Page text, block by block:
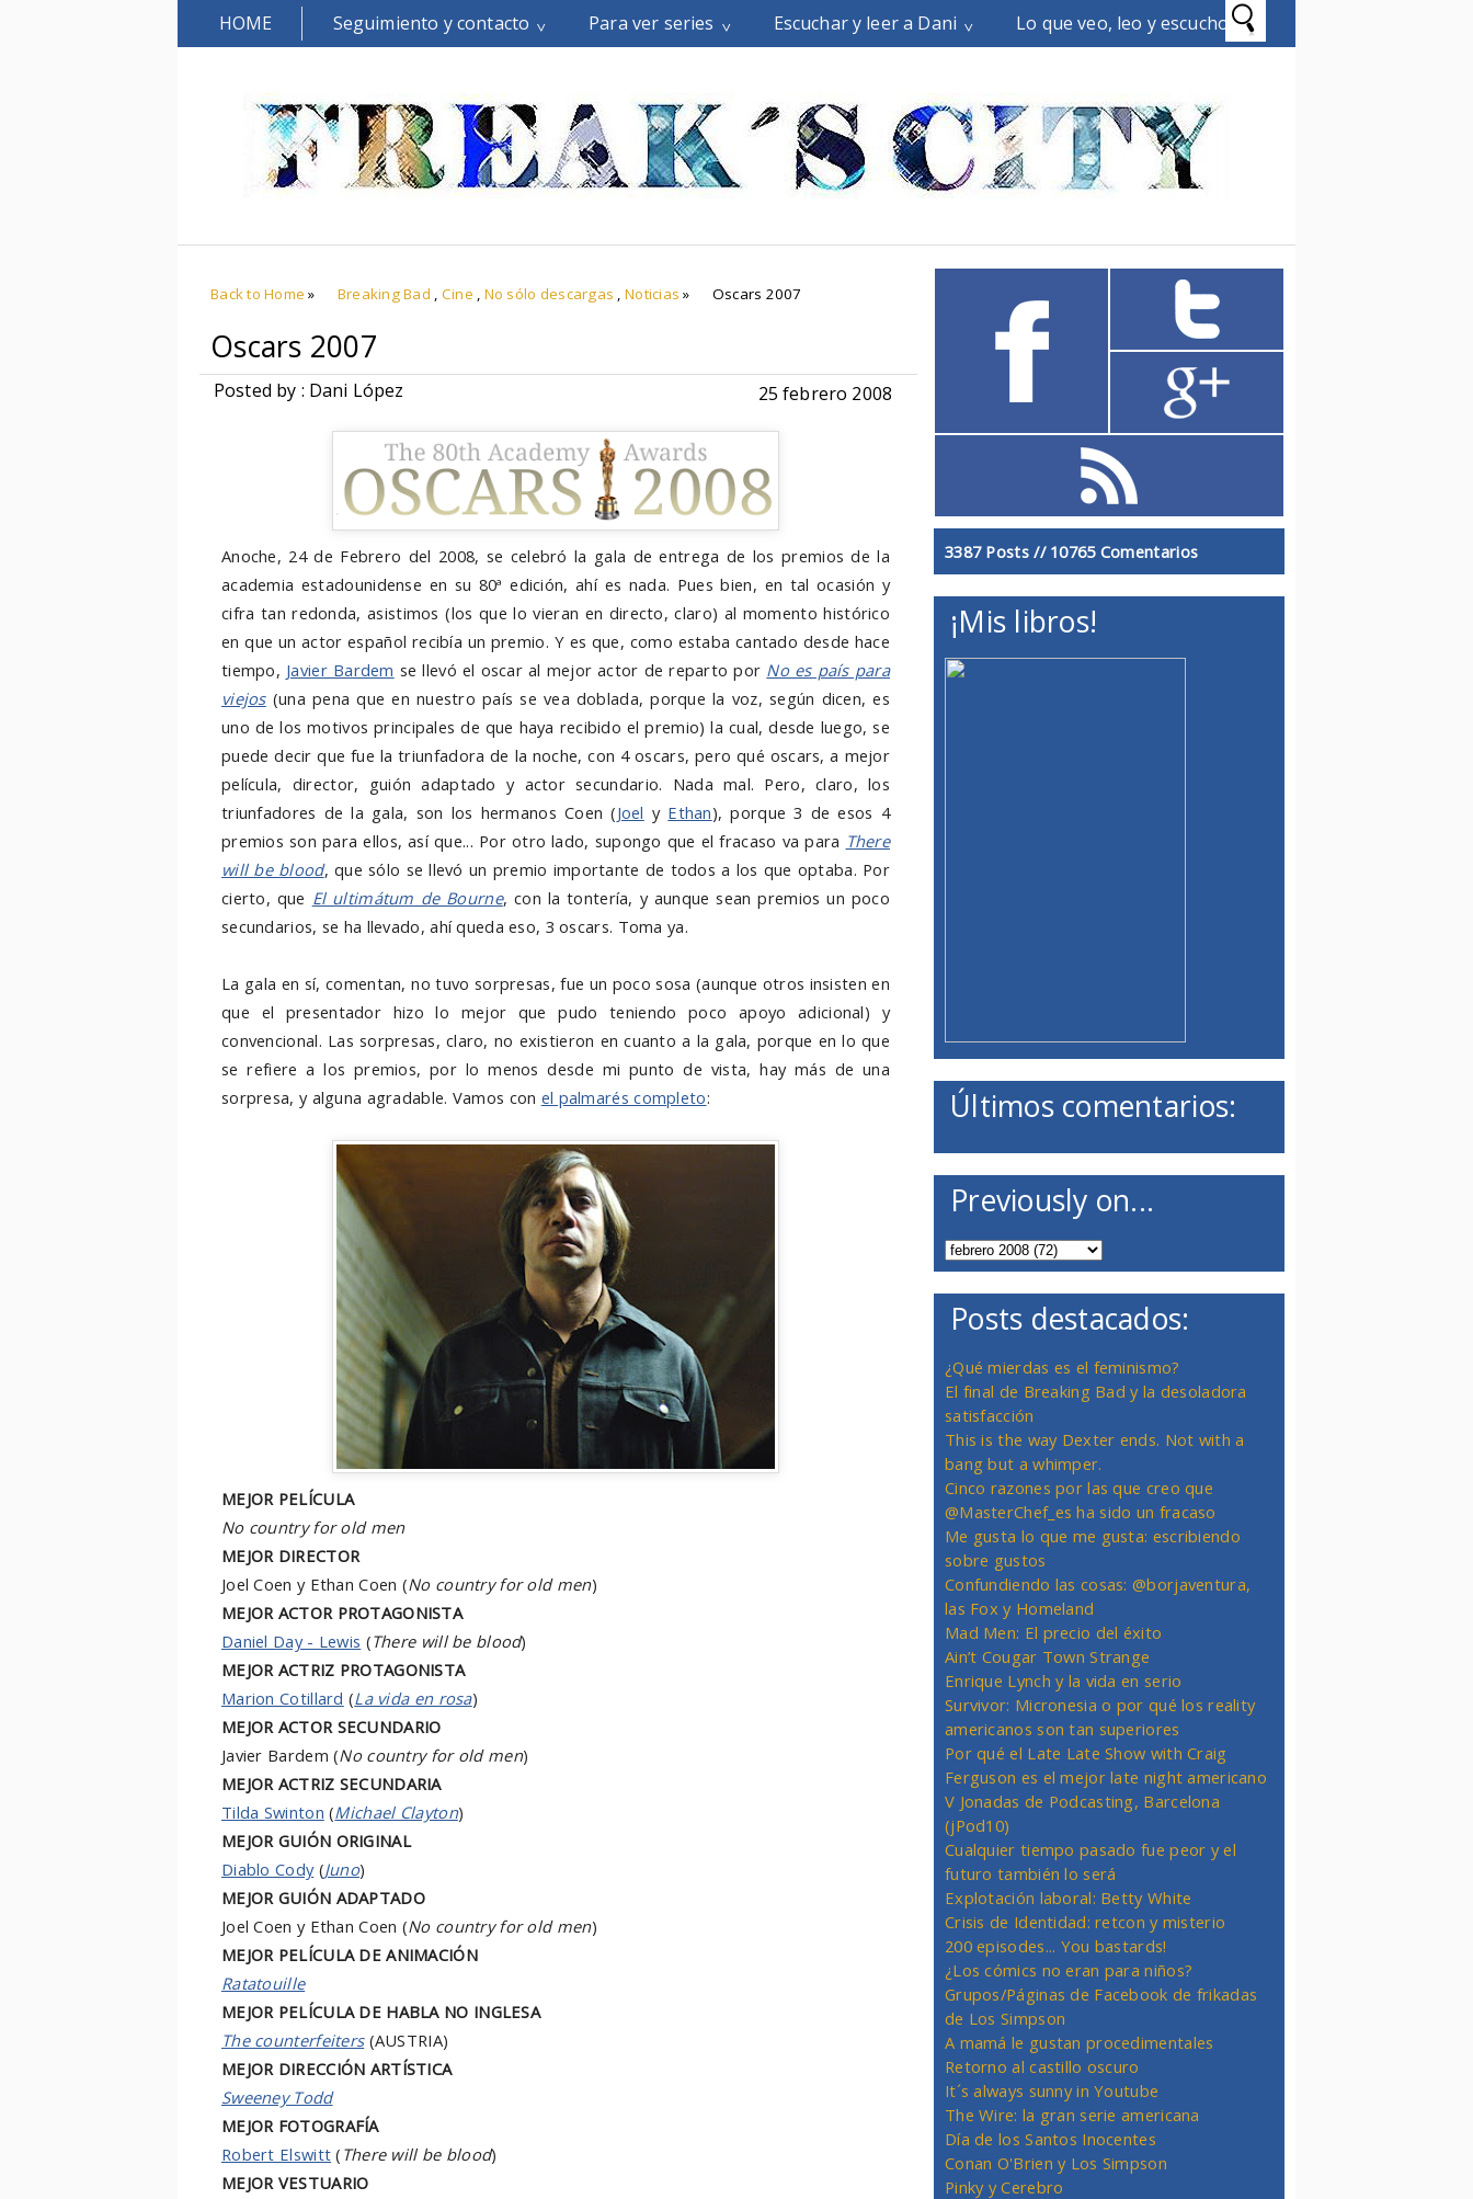
HOME Seguimiento y contacto Para ver series Escuchar y leer a Dani Lo que veo, leo y escucho
Back to Home » Breaking Bad , Cine , No sólo descargas ,Noticias » Oscars 2007
Oscars 2007
Posted by : Dani López 25 febrero 2008
Anoche, 24 de Febrero del 2008, se celebró la gala de entrega de los premios de la
academia estadounidense en su 80ª edición, ahí es nada. Pues bien, en tal ocasión y
cifra tan redonda, asistimos (los que lo vieran en directo, claro) al momento histórico
en que un actor español recibía un premio. Y es que, como estaba cantado desde hace
tiempo, Javier Bardem se llevó el oscar al mejor actor de reparto por No es país para
viejos(una pena que en nuestro país se vea doblada, porque la voz, según dicen, es
uno de los motivos principales de que haya recibido el premio) la cual, desde luego, se
puede decir que fue la triunfadora de la noche, con 4 oscars, pero qué oscars, a mejor
película, director, guión adaptado y actor secundario. Nada mal. Pero, claro, los
triunfadores de la gala, son los hermanos Coen (Joel y Ethan), porque 3 de esos 4
premios son para ellos, así que... Por otro lado, supongo que el fracaso va para There
will be blood, que sólo se llevó un premio importante de todos a los que optaba. Por
cierto, que El ultimátum de Bourne, con la tontería, y aunque sean premios un poco
secundarios, se ha llevado, ahí queda eso, 3 oscars. Toma ya.
La gala en sí, comentan, no tuvo sorpresas, fue un poco sosa (aunque otros insisten en
que el presentador hizo lo mejor que pudo teniendo poco apoyo adicional) y
convencional. Las sorpresas, claro, no existieron en cuanto a la gala, porque en lo que
se refiere a los premios, por lo menos desde mi punto de vista, hay más de una
sorpresa, y alguna agradable. Vamos con el palmarés completo:
MEJOR PELÍCULA
No country for old men
MEJOR DIRECTOR
Joel Coen y Ethan Coen (No country for old men)
MEJOR ACTOR PROTAGONISTA
Daniel Day - Lewis (There will be blood)
MEJOR ACTRIZ PROTAGONISTA
Marion Cotillard (La vida en rosa)
MEJOR ACTOR SECUNDARIO
Javier Bardem (No country for old men)
MEJOR ACTRIZ SECUNDARIA
Tilda Swinton (Michael Clayton)
MEJOR GUIÓN ORIGINAL
Diablo Cody(Juno)
MEJOR GUIÓN ADAPTADO
Joel Coen y Ethan Coen (No country for old men)
MEJOR PELÍCULA DE ANIMACIÓN
Ratatouille
MEJOR PELÍCULA DE HABLA NO INGLESA
The counterfeiters(AUSTRIA)
MEJOR DIRECCIÓN ARTÍSTICA
Sweeney Todd
MEJOR FOTOGRAFÍA
Robert Elswitt ( There will be blood)
MEJOR VESTUARIO
3387 Posts // 10765 Comentarios
¡Mis libros!
Últimos comentarios:
Previously on...
Posts destacados:
¿Qué mierdas es el feminismo?
El final de Breaking Bad y la desoladora
satisfacción
This is the way Dexter ends. Not with a
bang but a whimper.
Cinco razones por las que creo que
@MasterChef_es ha sido un fracaso
Me gusta lo que me gusta: escribiendo
sobre gustos
Confundiendo las cosas: @borjaventura,
las Fox y Homeland
Mad Men: El precio del éxito
Ain’t Cougar Town Strange
Enrique Lynch y la vida en serio
Survivor: Micronesia o por qué los reality
americanos son tan superiores
Por qué el Late Late Show with Craig
Ferguson es el mejor late night americano
V Jonadas de Podcasting, Barcelona
(jPod10)
Cualquier tiempo pasado fue peor y el
futuro también lo será
Explotación laboral: Betty White
Crisis de Identidad: retcon y misterio
200 episodes... You bastards!
¿Los cómics no eran para niños?
Grupos/Páginas de Facebook de frikadas
de Los Simpson
A mamá le gustan procedimentales
Retorno al castillo oscuro
It´s always sunny in Youtube
The Wire: la gran serie americana
Día de los Santos Inocentes
Conan O'Brien y Los Simpson
Pinky y Cerebro